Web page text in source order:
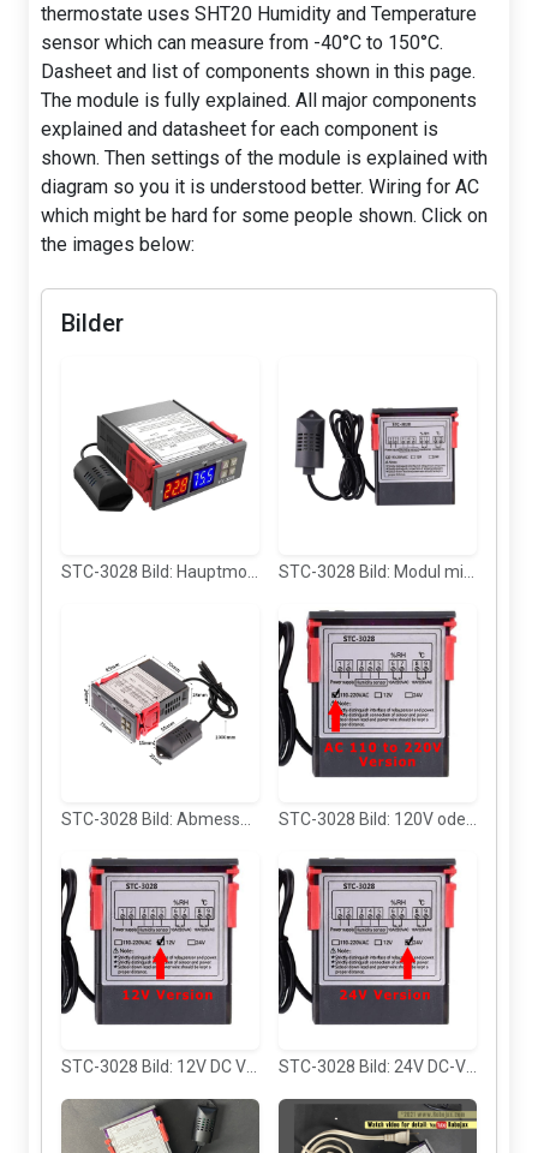
thermostate uses SHT20 Humidity and Temperature
sensor which can measure from -40°C to 150°C.
Dasheet and list of components shown in this page.
The module is fully explained. All major components
explained and datasheet for each component is
shown. Then settings of the module is explained with
diagram so you it is understood better. Wiring for AC
which might be hard for some people shown. Click on
the images below:
Bilder